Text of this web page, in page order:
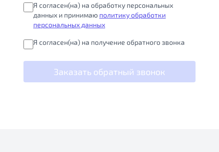
Я согласен(на) на обработку персональных
данных и принимаю политику обработки
персональных данных
Я согласен(на) на получение обратного звонка
Заказать обратный звонок